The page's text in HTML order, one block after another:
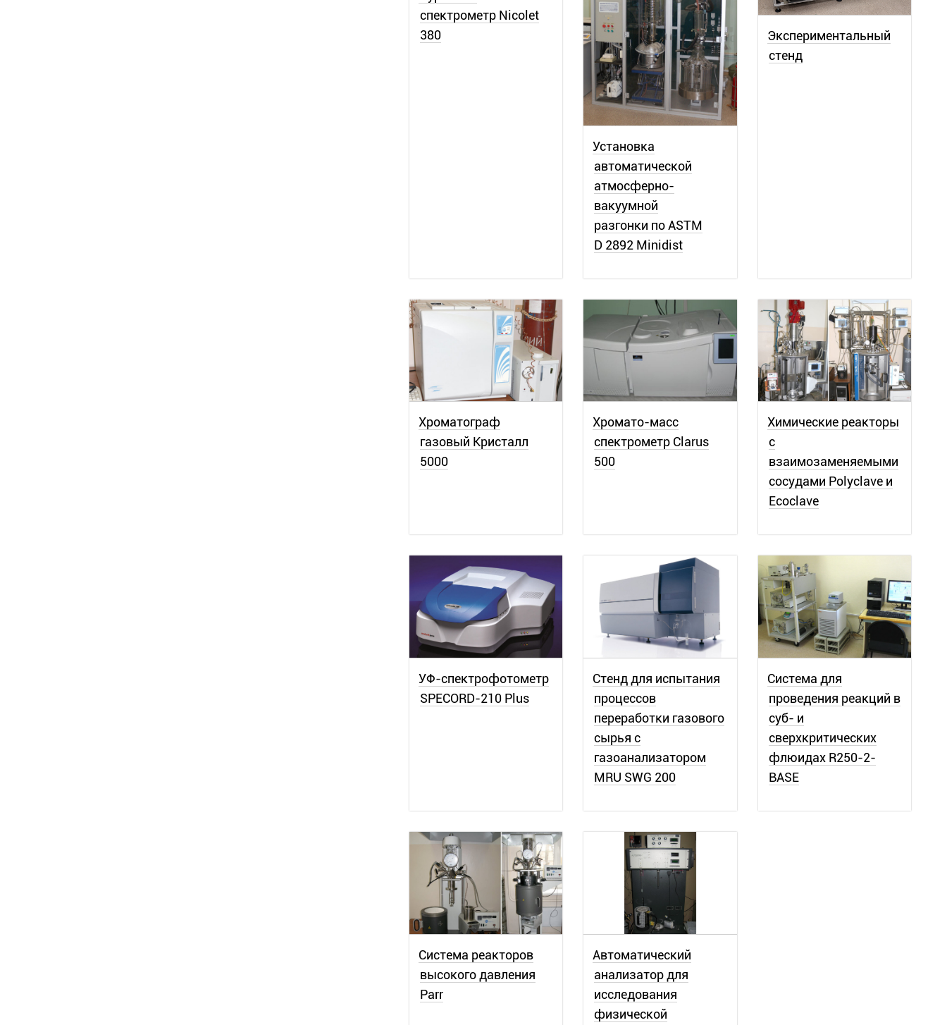
спектрометр Nicolet
380
Установка
автоматической
атмосферно-
вакуумной
разгонки по ASTM
D 2892 Minidist
Экспериментальный
стенд
Хроматограф
газовый Кристалл
5000
Хромато-масс
спектрометр Clarus
500
Химические реакторы
с
взаимозаменяемыми
сосудами Polyclave и
Ecoclave
УФ-спектрофотометр
SPECORD-210 Plus
Стенд для испытания
процессов
переработки газового
сырья с
газоанализатором
MRU SWG 200
Система для
проведения реакций в
суб- и
сверхкритических
флюидах R250-2-
BASE
Система реакторов
высокого давления
Parr
Автоматический
анализатор для
исследования
физической